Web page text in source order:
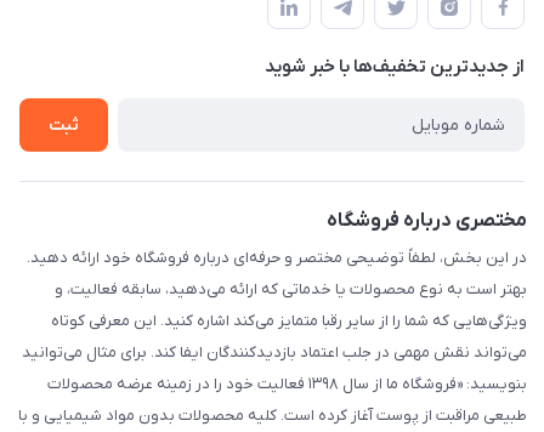
لیست محصولات
درباره ما
حریم خصوصی
راهنما
از جدید‌ترین تخفیف‌ها با‌ خبر شوید
ثبت
مختصری درباره فروشگاه
در این بخش، لطفاً توضیحی مختصر و حرفه‌ای درباره فروشگاه خود ارائه دهید.
بهتر است به نوع محصولات یا خدماتی که ارائه می‌دهید، سابقه فعالیت، و
ویژگی‌هایی که شما را از سایر رقبا متمایز می‌کند اشاره کنید. این معرفی کوتاه
می‌تواند نقش مهمی در جلب اعتماد بازدیدکنندگان ایفا کند. برای مثال می‌توانید
بنویسید: «فروشگاه ما از سال ۱۳۹۸ فعالیت خود را در زمینه عرضه محصولات
طبیعی مراقبت از پوست آغاز کرده است. کلیه محصولات بدون مواد شیمیایی و با